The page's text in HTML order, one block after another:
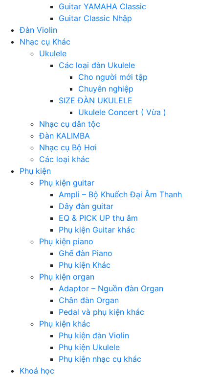
Guitar YAMAHA Classic
Guitar Classic Nhập
Đàn Violin
Nhạc cụ Khác
Ukulele
Các loại đàn Ukulele
Cho người mới tập
Chuyên nghiệp
SIZE ĐÀN UKULELE
Ukulele Concert ( Vừa )
Nhạc cụ dân tộc
Đàn KALIMBA
Nhạc cụ Bộ Hơi
Các loại khác
Phụ kiện
Phụ kiện guitar
Ampli – Bộ Khuếch Đại Âm Thanh
Dây đàn guitar
EQ & PICK UP thu âm
Phụ kiện Guitar khác
Phụ kiện piano
Ghế đàn Piano
Phụ kiện Khác
Phụ kiện organ
Adaptor – Nguồn đàn Organ
Chân đàn Organ
Pedal và phụ kiện khác
Phụ kiện khác
Phụ kiện đàn Violin
Phụ kiện Ukulele
Phụ kiện nhạc cụ khác
Khoá học